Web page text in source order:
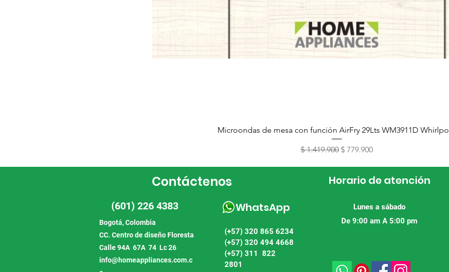
Vista rápida
Microondas de mesa con función AirFry 29Lts WM3911D
Precio
$ 1.419.900 Precio de oferta
$ 779.900
Contáctenos
(601) 226 4383
Bogotá, Colombia
CC. Centro de diseño Floresta
Calle 94A 67A 74 Lc 26
info@homeappliances.com.c
WhatsApp
(+57) 320 865 6234
(+57) 320 494 4668
(+57) 311 822
2801
Horario de atención
Lunes a sábado
De 9:00 am A 5:00 pm